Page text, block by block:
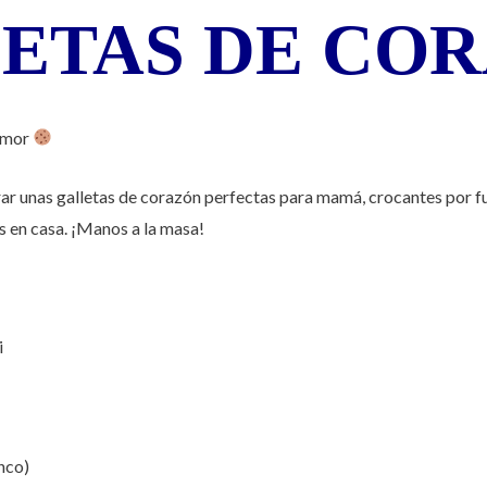
DE
unas galletas de corazón perfectas para mamá, crocantes por
casa. ¡Manos a la masa!